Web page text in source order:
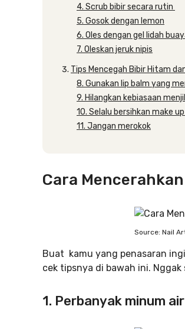
4. Scrub bibir secara rutin
5. Gosok dengan lemon
6. Oles dengan gel lidah
7. Oleskan jeruk nipis
Tips Mencegah Bibir Hitam
8. Gunakan lip balm yang
9. Hilangkan kebiasaan
10. Selalu bersihkan make
11. Jangan merokok
Cara
Source: Nail
Buat kamu yang penasaran
cek tipsnya di bawah ini.
1. Perbanyak minum